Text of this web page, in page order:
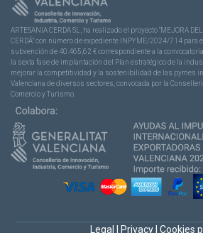
ARTESANIA CERDA SL, ha realizado el proyecto “MEJORA
CERDÁ” con número de expediente INPYME/2024/714 para
subvención de 40.465,62 € correspondiente a la
la sexta fase de implantación del Plan estratégico de la
mejorar la competitividad y la sostenibilidad de las pymes
Valenciana de diversos sectores, convocada por la
Comercio y Turismo.
Legal Privacy Cookies